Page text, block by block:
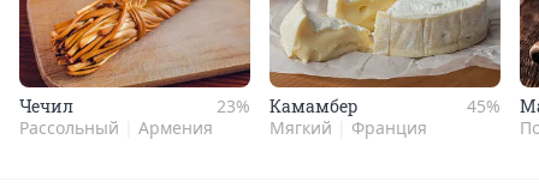
Чечил
23%
Рассольный
Армения
Камам­бер
45%
Мягкий
Франция